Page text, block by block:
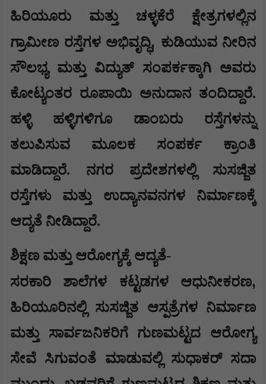
ಹಿರಿಯೂರು ಮತ್ತು ಚಳ್ಳಕೆರೆ ಕ್ಷೇತ್ರಗಳಲ್ಲಿನ
ಗ್ರಾಮೀಣ ರಸ್ತೆಗಳ ಅಭಿವೃದ್ಧಿ, ಕುಡಿಯುವ ನೀರಿನ
ಸೌಲಭ್ಯ ಮತ್ತು ವಿದ್ಯುತ್ ಸಂಪರ್ಕಕ್ಕಾಗಿ ಅವರು
ಕೋಟ್ಯಂತರ ರೂಪಾಯಿ ಅನುದಾನ ತಂದಿದ್ದಾರೆ.
ಹಳ್ಳಿ ಹಳ್ಳಿಗಳಿಗೂ ಡಾಂಬರು ರಸ್ತೆಗಳನ್ನು
ತಲುಪಿಸುವ ಮೂಲಕ ಸಂಪರ್ಕ ಕ್ರಾಂತಿ
ಮಾಡಿದ್ದಾರೆ. ನಗರ ಪ್ರದೇಶಗಳಲ್ಲಿ ಸುಸಜ್ಜಿತ
ರಸ್ತೆಗಳು ಮತ್ತು ಉದ್ಯಾನವನಗಳ ನಿರ್ಮಾಣಕ್ಕೆ
ಆದ್ಯತೆ ನೀಡಿದ್ದಾರೆ.
ಶಿಕ್ಷಣ ಮತ್ತು ಆರೋಗ್ಯಕ್ಕೆ ಆದ್ಯತೆ-
ಸರಕಾರಿ ಶಾಲೆಗಳ ಕಟ್ಟಡಗಳ ಆಧುನೀಕರಣ,
ಹಿರಿಯೂರಿನಲ್ಲಿ ಸುಸಜ್ಜಿತ ಆಸ್ಪತ್ರೆಗಳ ನಿರ್ಮಾಣ
ಮತ್ತು ಸಾರ್ವಜನಿಕರಿಗೆ ಗುಣಮಟ್ಟದ ಆರೋಗ್ಯ
ಸೇವೆ ಸಿಗುವಂತೆ ಮಾಡುವಲ್ಲಿ ಸುಧಾಕರ್ ಸದಾ